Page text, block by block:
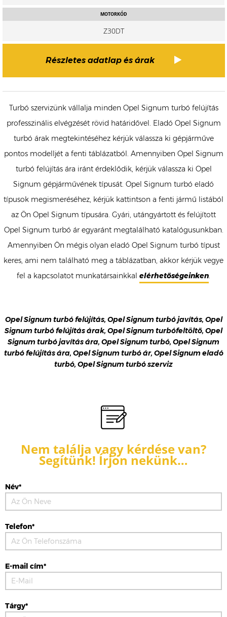
MOTORKÓD
Z30DT
Részletes adatlap és árak
Turbó szervizünk vállalja minden Opel Signum turbó felújítás
professzinális elvégzését rövid határidővel. Eladó Opel Signum
turbó árak megtekintéséhez kérjük válassza ki gépjárműve
pontos modelljét a fenti táblázatból. Amennyiben Opel Signum
turbó felújítás ára iránt érdeklődik, kérjük válassza ki Opel
Signum gépjárművének típusát. Opel Signum turbó eladó
típusok megismeréséhez, kérjük kattintson a fenti jármű listából
az Ön Opel Signum típusára. Gyári, utángyártott és felújított
Opel Signum turbó ár egyaránt megtalálható katalógusunkban.
Amennyiben Ön mégis olyan eladó Opel Signum turbó típust
keres, ami nem található meg a táblázatban, akkor kérjük vegye
fel a kapcsolatot munkatársainkkal elérhetőségeinken.
Opel Signum turbó felújítás, Opel Signum turbó javítás, Opel
Signum turbó felújítás árak, Opel Signum turbófeltöltő, Opel
Signum turbó javítás ára, Opel Signum turbó, Opel Signum
turbó felújítás ára, Opel Signum turbó ár, Opel Signum eladó
turbó, Opel Signum turbó szerviz
Nem találja vagy kérdése van?
Segítünk! Írjon nekünk…
Név*
Telefon*
E-mail cím*
Tárgy*